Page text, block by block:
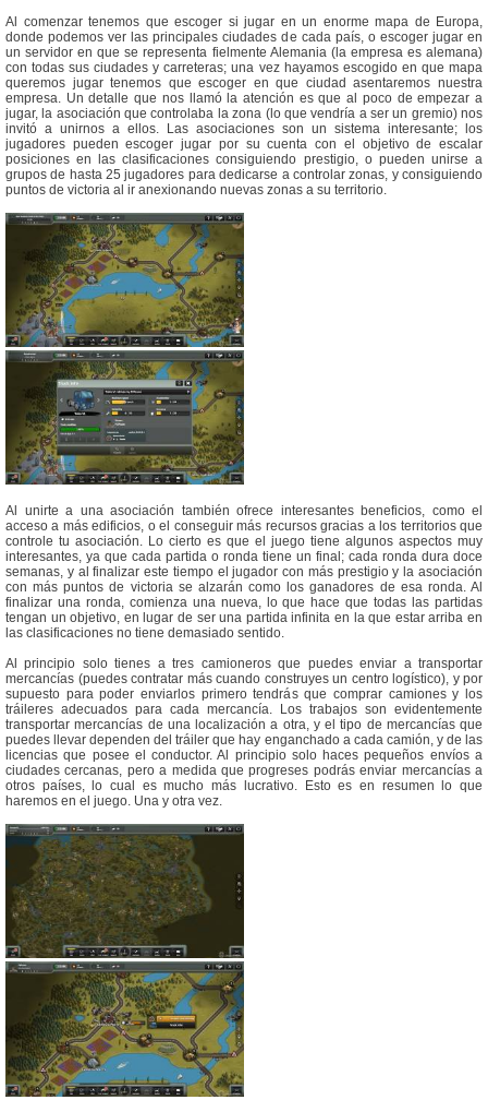
Al comenzar tenemos que escoger si jugar en un enorme mapa de Europa,
donde podemos ver las principales ciudades de cada país, o escoger jugar en
un servidor en que se representa fielmente Alemania (la empresa es alemana)
con todas sus ciudades y carreteras; una vez hayamos escogido en que mapa
queremos jugar tenemos que escoger en que ciudad asentaremos nuestra
empresa. Un detalle que nos llamó la atención es que al poco de empezar a
jugar, la asociación que controlaba la zona (lo que vendría a ser un gremio) nos
invitó a unirnos a ellos. Las asociaciones son un sistema interesante; los
jugadores pueden escoger jugar por su cuenta con el objetivo de escalar
posiciones en las clasificaciones consiguiendo prestigio, o pueden unirse a
grupos de hasta 25 jugadores para dedicarse a controlar zonas, y consiguiendo
puntos de victoria al ir anexionando nuevas zonas a su territorio.
Al unirte a una asociación también ofrece interesantes beneficios, como el
acceso a más edificios, o el conseguir más recursos gracias a los territorios que
controle tu asociación. Lo cierto es que el juego tiene algunos aspectos muy
interesantes, ya que cada partida o ronda tiene un final; cada ronda dura doce
semanas, y al finalizar este tiempo el jugador con más prestigio y la asociación
con más puntos de victoria se alzarán como los ganadores de esa ronda. Al
finalizar una ronda, comienza una nueva, lo que hace que todas las partidas
tengan un objetivo, en lugar de ser una partida infinita en la que estar arriba en
las clasificaciones no tiene demasiado sentido.
Al principio solo tienes a tres camioneros que puedes enviar a transportar
mercancías (puedes contratar más cuando construyes un centro logístico), y por
supuesto para poder enviarlos primero tendrás que comprar camiones y los
tráileres adecuados para cada mercancía. Los trabajos son evidentemente
transportar mercancías de una localización a otra, y el tipo de mercancías que
puedes llevar dependen del tráiler que hay enganchado a cada camión, y de las
licencias que posee el conductor. Al principio solo haces pequeños envíos a
ciudades cercanas, pero a medida que progreses podrás enviar mercancías a
otros países, lo cual es mucho más lucrativo. Esto es en resumen lo que
haremos en el juego. Una y otra vez.